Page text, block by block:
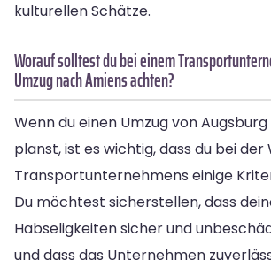
kulturellen Schätze.
Worauf solltest du bei einem
Umzug nach Amiens achten?
Wenn du einen Umzug von
planst, ist es wichtig, dass du bei der
Transportunternehmens einige
Du möchtest sicherstellen, dass
Habseligkeiten sicher und
und dass das Unternehmen